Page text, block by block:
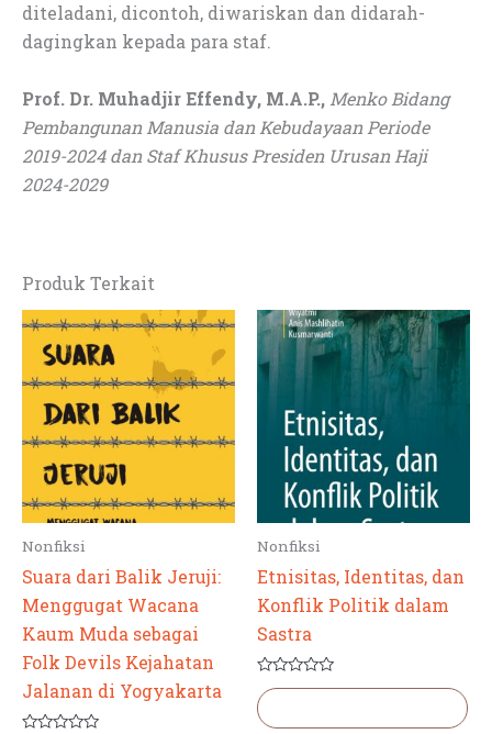
diteladani, dicontoh, diwariskan dan didarah-
dagingkan kepada para staf.
Prof. Dr. Muhadjir Effendy, M.A.P., Menko Bidang
Pembangunan Manusia dan Kebudayaan Periode
2019-2024 dan Staf Khusus Presiden Urusan Haji
2024-2029
Produk Terkait
Nonfiksi
Suara dari Balik Jeruji:
Menggugat Wacana
Kaum Muda sebagai
Folk Devils Kejahatan
Jalanan di Yogyakarta
Nonfiksi
Etnisitas, Identitas, dan
Konflik Politik dalam
Sastra
Dinilai
0
dari